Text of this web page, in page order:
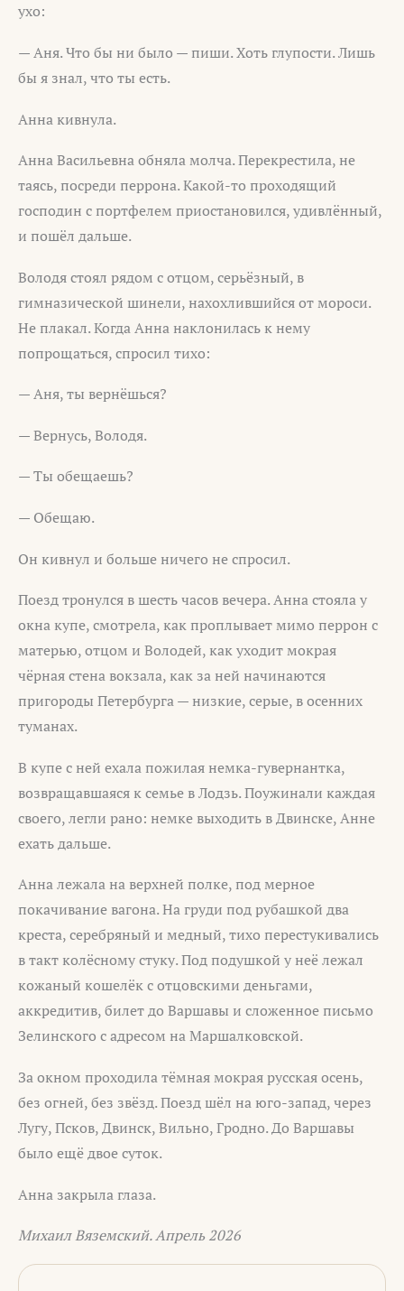
ухо:
— Аня. Что бы ни было — пиши. Хоть глупости. Лишь
бы я знал, что ты есть.
Анна кивнула.
Анна Васильевна обняла молча. Перекрестила, не
таясь, посреди перрона. Какой-то проходящий
господин с портфелем приостановился, удивлённый,
и пошёл дальше.
Володя стоял рядом с отцом, серьёзный, в
гимназической шинели, нахохлившийся от мороси.
Не плакал. Когда Анна наклонилась к нему
попрощаться, спросил тихо:
— Аня, ты вернёшься?
— Вернусь, Володя.
— Ты обещаешь?
— Обещаю.
Он кивнул и больше ничего не спросил.
Поезд тронулся в шесть часов вечера. Анна стояла у
окна купе, смотрела, как проплывает мимо перрон с
матерью, отцом и Володей, как уходит мокрая
чёрная стена вокзала, как за ней начинаются
пригороды Петербурга — низкие, серые, в осенних
туманах.
В купе с ней ехала пожилая немка-гувернантка,
возвращавшаяся к семье в Лодзь. Поужинали каждая
своего, легли рано: немке выходить в Двинске, Анне
ехать дальше.
Анна лежала на верхней полке, под мерное
покачивание вагона. На груди под рубашкой два
креста, серебряный и медный, тихо перестукивались
в такт колёсному стуку. Под подушкой у неё лежал
кожаный кошелёк с отцовскими деньгами,
аккредитив, билет до Варшавы и сложенное письмо
Зелинского с адресом на Маршалковской.
За окном проходила тёмная мокрая русская осень,
без огней, без звёзд. Поезд шёл на юго-запад, через
Лугу, Псков, Двинск, Вильно, Гродно. До Варшавы
было ещё двое суток.
Анна закрыла глаза.
Михаил Вяземский. Апрель 2026